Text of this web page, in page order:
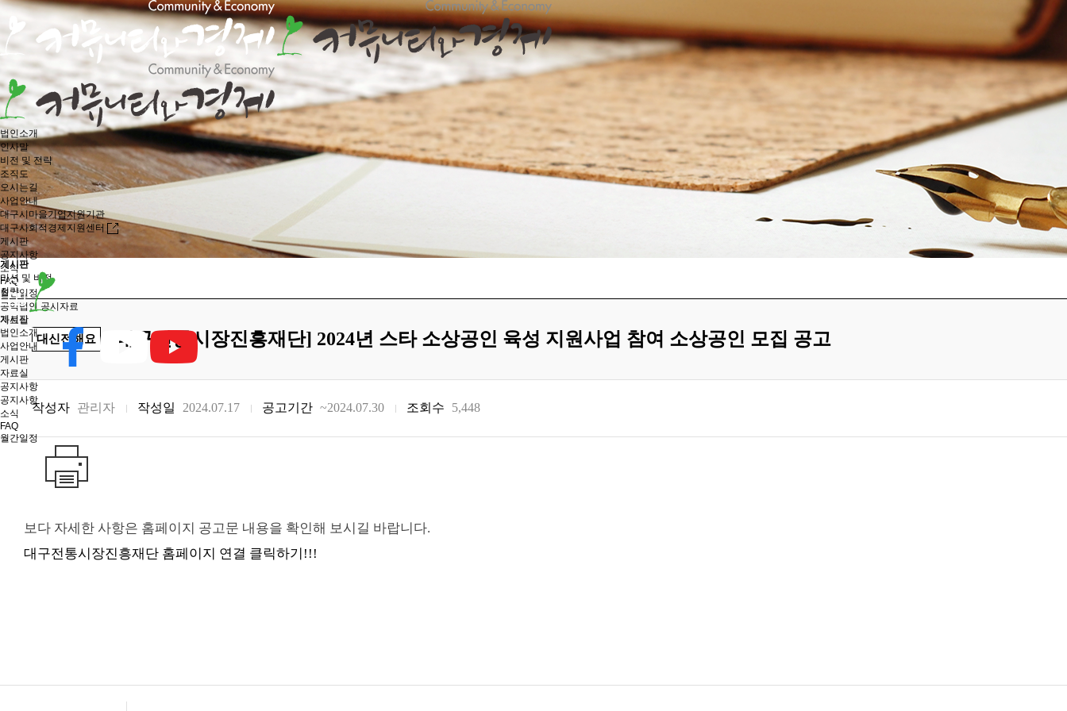
법인소개
인사말
비전 및 전략
조직도
오시는길
사업안내
대구시마을기업지원기관
대구사회적경제지원센터
게시판
공지사항
소식
FAQ
월간일정
공익법인 공시자료
자료실
게시판
게시판
법인소개
사업안내
게시판
자료실
공지사항
공지사항
소식
FAQ
월간일정
미션 및 비전
전략
대신전해요 [대구전통시장진흥재단] 2024년 스타 소상공인 육성 지원사업 참여 소상공인 모집 공고
작성자 관리자 작성일 2024.07.17 공고기간 ~2024.07.30 조회수 5,448
보다 자세한 사항은 홈페이지 공고문 내용을 확인해 보시길 바랍니다.
대구전통시장진흥재단 홈페이지 연결 클릭하기!!!